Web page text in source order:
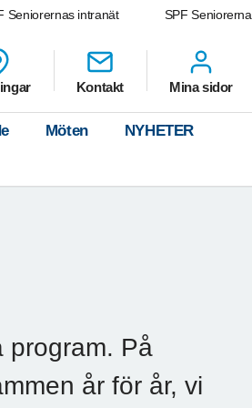
SPF Seniorerna
Seniorernas intranät
Kontakt Mina sidor
Möten NYHETER
program. På
år för år, vi